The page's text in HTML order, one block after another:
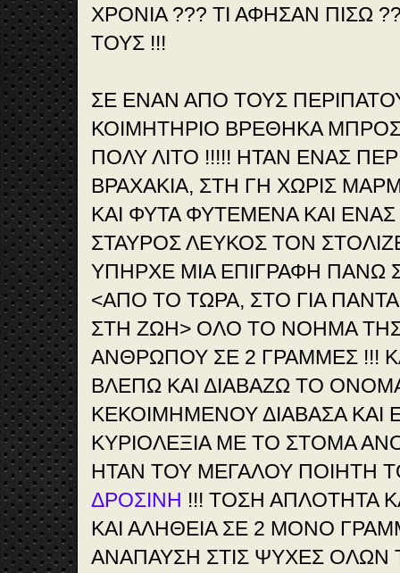
ΧΡΟΝΙΑ ??? ΤΙ ΑΦΗΣΑΝ ΠΙΣΩ
ΤΟΥΣ !!!
ΣΕ ΕΝΑΝ ΑΠΟ ΤΟΥΣ
ΚΟΙΜΗΤΗΡΙΟ ΒΡΕΘΗΚΑ
ΠΟΛΥ ΛΙΤΟ !!!!! ΗΤΑΝ ΕΝΑΣ
ΒΡΑΧΑΚΙΑ, ΣΤΗ ΓΗ ΧΩΡΙΣ
ΚΑΙ ΦΥΤΑ ΦΥΤΕΜΕΝΑ ΚΑΙ
ΣΤΑΥΡΟΣ ΛΕΥΚΟΣ ΤΟΝ
ΥΠΗΡΧΕ ΜΙΑ ΕΠΙΓΡΑΦΗ ΠΑΝΩ
<ΑΠΟ ΤΟ ΤΩΡΑ, ΣΤΟ ΓΙΑ
ΣΤΗ ΖΩΗ> ΟΛΟ ΤΟ ΝΟΗΜΑ
ΑΝΘΡΩΠΟΥ ΣΕ 2 ΓΡΑΜΜΕΣ !!!
ΒΛΕΠΩ ΚΑΙ ΔΙΑΒΑΖΩ ΤΟ
ΚΕΚΟΙΜΗΜΕΝΟΥ ΔΙΑΒΑΣΑ ΚΑΙ
ΚΥΡΙΟΛΕΞΙΑ ΜΕ ΤΟ ΣΤΟΜΑ
ΗΤΑΝ ΤΟΥ ΜΕΓΑΛΟΥ ΠΟΙΗΤΗ
ΔΡΟΣΙΝΗ !!! ΤΟΣΗ ΑΠΛΟΤΗΤΑ
ΚΑΙ ΑΛΗΘΕΙΑ ΣΕ 2 ΜΟΝΟ
ΑΝΑΠΑΥΣΗ ΣΤΙΣ ΨΥΧΕΣ